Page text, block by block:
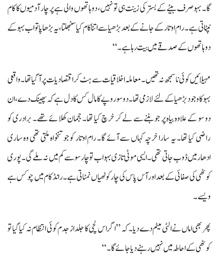
گا۔ بہو صرف بیٹے کے بستر کی زینت ہی تو نہیں، دو ہاتھوں والی ہے پر چار آدمیوں کا کام
نپٹاتی ہے۔ رام اوتار کے جانے کے بعد بڑھیا سے اتنا کام کیا سنبھلتا، یہ بڑھاپا تو اب بہو کے
دو ہاتھوں کے صدقے میں بیت رہا ہے۔‘‘
مہیلائیں کوئی ناسمجھ نہ تھیں۔ معاملہ اخلاقیات سے ہٹ کر اقتصادیات پر آ گیا تھا۔ واقعی
بہو کا وجود بڑھیا کے لئے لازمی تھا۔ دو سو روپے کا مال کس کا دل ہے کہ پھینک دے، ان
دو سو کے علاوہ بیاہ پر جو بننے سے لے کر خرچ کیا تھا۔ ججمان کھلائے تھے۔ برادری کو
راضی کیا تھا۔ یہ سارا خرچہ کہاں سے آئے گا۔ رام اوتار کو جو تنخواہ ملتی تھی وہ ساری
ادھار میں ڈوب جاتی تھی۔ ایسی موٹی تازی بہو اب تو چار سو سے کم میں نہ ملے گی۔ پوری
کوٹھی کی صفائی کے بعد اور آس پاس کی چار کوٹھیاں نمٹاتی ہے۔ رانڈ کام میں چوکس ہے
ویسے۔
پھر بھی اماں نے الٹی میٹم دے دیا۔ کہ ’’اگر اس لچی کا جلد از جدم کوئی انتظام نہ کیا گیا تو
کوٹھی کے احاطہ میں نہیں رہنے دیا جائے گا۔‘‘